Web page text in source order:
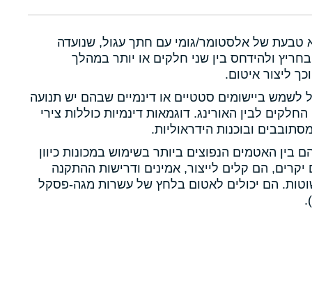
טבעת של אלסטומר/גומי עם חתך עגול, שנועדה
ולהידחס בין שני חלקים או יותר במהלך
ליצור איטום.
לשמש ביישומים סטטיים או דינמיים שבהם יש תנועה
החלקים לבין האורינג. דוגמאות דינמיות כוללות צירי
ובוכנות הידראוליות.
בין האטמים הנפוצים ביותר בשימוש במכונות כיוון
הם קלים לייצור, אמינים ודרישות ההתקנה
הם יכולים לאטום בלחץ של עשרות מגה-פסקל